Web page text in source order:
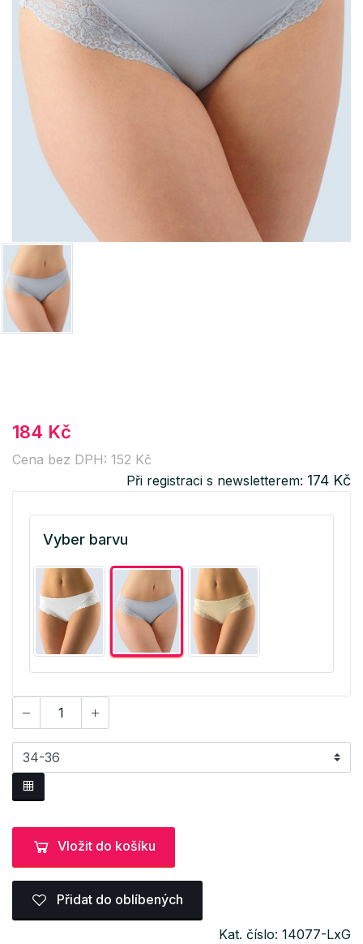
184 Kč
Cena bez DPH: 152 Kč
Při registraci s newsletterem: 174 Kč
Vyber barvu
Vložit do košíku
Přidat do oblíbených
Kat. číslo: 14077-LxG